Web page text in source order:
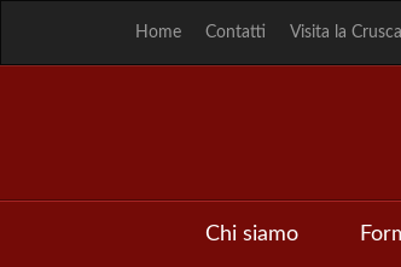
Home Contatti Visita la Crusca
Chi siamo